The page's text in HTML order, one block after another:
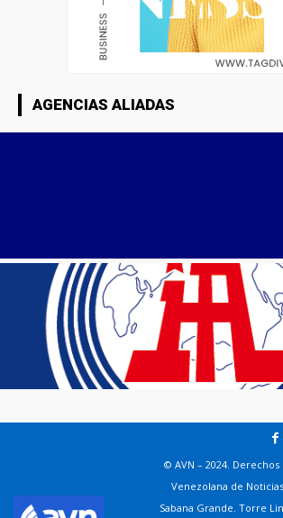
AGENCIAS ALIADAS
© AVN – 2024.
Venezolana de
Sabana Grande. Torre